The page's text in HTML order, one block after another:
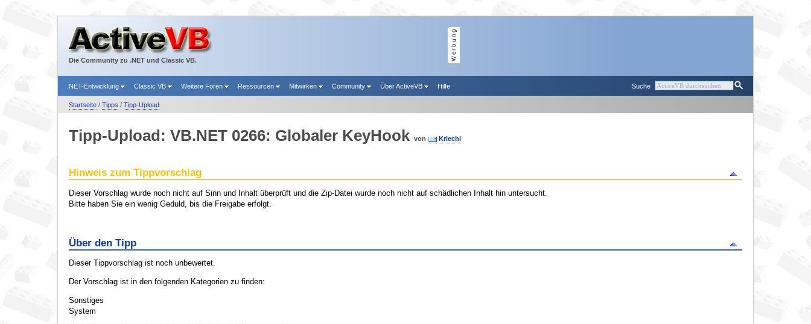
Die Community zu .NET und Classic VB.
Suche
.NET-Entwicklung Classic VB Weitere Foren Ressourcen Mitwirken Community Über ActiveVB Hilfe
Startseite/ Tipps / Tipp-Upload
Tipp-Upload: VB.NET 0266: Globaler KeyHook von Kriechi
Hinweis zum Tippvorschlag
Dieser Vorschlag wurde noch nicht auf Sinn und Inhalt überprüft und die Zip-Datei wurde noch nicht auf schädlichen Inhalt hin untersucht.
Bitte haben Sie ein wenig Geduld, bis die Freigabe erfolgt.
Über den Tipp
Dieser Tippvorschlag ist noch unbewertet.
Der Vorschlag ist in den folgenden Kategorien zu finden:
Sonstiges
System